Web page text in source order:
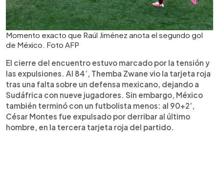
Momento exacto que Raúl Jiménez anota el segundo gol
de México. Foto AFP
El cierre del encuentro estuvo marcado por la tensión y
las expulsiones. Al 84’, Themba Zwane vio la tarjeta roja
tras una falta sobre un defensa mexicano, dejando a
Sudáfrica con nueve jugadores. Sin embargo, México
también terminó con un futbolista menos: al 90+2’,
César Montes fue expulsado por derribar al último
hombre, en la tercera tarjeta roja del partido.